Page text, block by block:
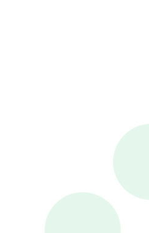
ます。
（土）のいちご狩りは貸切営業とい
実り状況を鑑み、予約の団体様のみ
ただきます。
チゴの実りが少なくなる時期で
案内も減少いたしますことをご了承
くイチゴが実ってくる予定です。
業予定です。
イチゴ狩りは1/3(月)からスタート
の販売のみの営業となりますのでご